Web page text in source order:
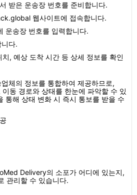
받은 운송장 번호를 준비합니다.
웹사이트에 접속합니다.
운송장 번호를 입력합니다.
니다.
, 예상 도착 시간 등 상세 정보를 확인
체의 정보를 통합하여 제공하므로,
동 경로와 상태를 한눈에 파악할 수 있
통해 상태 변화 시 즉시 통보를 받을 수
Delivery의 소포가 어디에 있는지,
관리할 수 있습니다.